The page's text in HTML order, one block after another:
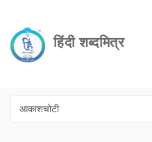
हिंदी शब्दमित्र